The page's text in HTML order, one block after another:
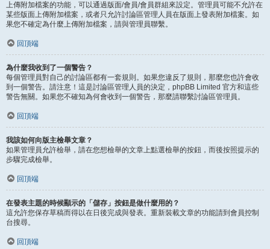
上傳附加檔案的功能，可以通過版面/會員/會員群組來設定。管理員可能不允許在
某些版面上傳附加檔案，或者只允許討論區管理人員在版面上發表附加檔案。如
果您不確定為什麼上傳附加檔案，請與管理員聯繫。
回頂端
為什麼我收到了一個警告？
每個管理員對自己的討論區都有一套規則。如果您違反了規則，那麼您也許會收
到一個警告。請注意！這是討論區管理人員的決定，phpBB Limited 官方和這些
警告無關。如果您不確知為何會收到一個警告，那麼請聯繫討論區管理員。
回頂端
我該如何向版主檢舉文章？
如果管理員允許檢舉，請在您想檢舉的文章上點選檢舉的按鈕，而後按照提示的
步驟完成檢舉。
回頂端
在發表主題的時候顯示的「儲存」按鈕是做什麼用的？
這允許您保存草稿而得以在日後完成與發表。重新裝載文章的功能請到會員控制
台搜尋。
回頂端